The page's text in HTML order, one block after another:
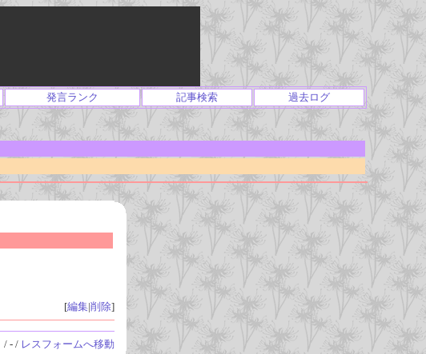
発言ランク 記事検索 過去ログ
[編集|削除]
/ - / レスフォームへ移動